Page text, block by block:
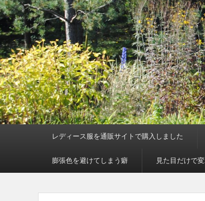
レディース服を通販サイトで購入しました
膨張色を避けてしまう癖 見た目だけで